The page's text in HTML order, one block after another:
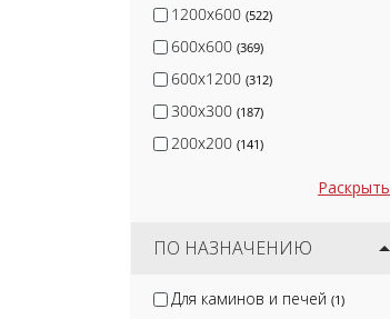
1200x600 (522)
600x600 (369)
600x1200 (312)
300x300 (187)
200x200 (141)
Раскрыть
ПО НАЗНАЧЕНИЮ
Для каминов и печей (1)